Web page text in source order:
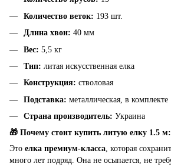
Количество веток: 193 шт.
Длина хвои: 40 мм
Вес: 5,5 кг
Тип: литая искусственная елка
Конструкция: стволовая
Подставка: металлическая, в комплекте
Страна производитель: Украина
🎁 Почему стоит купить литую елку 1.5 м:
Это елка премиум-класса, которая
много лет подряд. Она не осыпается, не